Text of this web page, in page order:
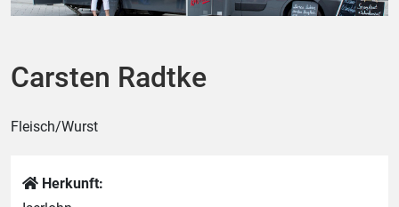
Carsten Radtke
Fleisch/Wurst
Herkunft: